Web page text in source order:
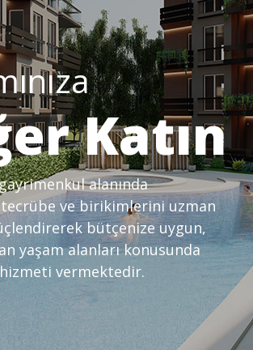
Katın
alanında
ve birikimlerini uzman
bütçenize uygun,
yaşam alanları konusunda
hizmeti vermektedir.